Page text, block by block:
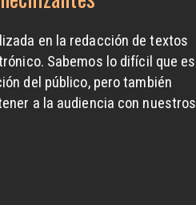
atrayentes
adictivos
en la redacción de textos
Sabemos lo difícil que es
del público, pero también
a la audiencia con nuestros